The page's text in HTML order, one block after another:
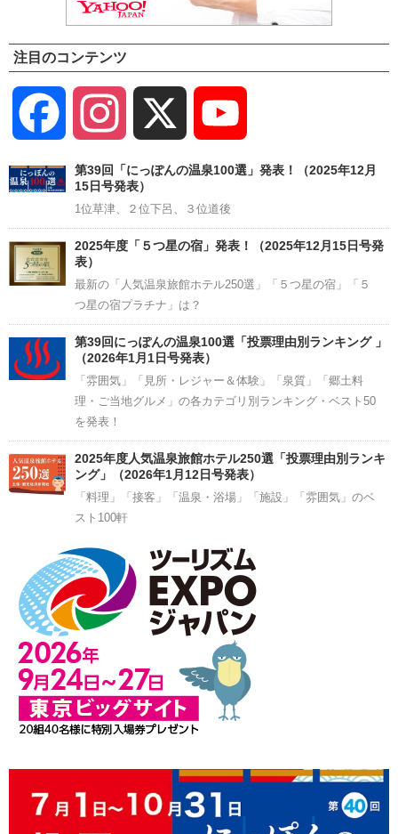
注目のコンテンツ
Facebook Instagram
Channel
第39回「にっぽんの温泉100選」発表！（2025年12月
15日号発表）
1位草津、２位下呂、３位道後
2025年度「５つ星の宿」発表！（2025年12月15日号発
表）
最新の「人気温泉旅館ホテル250選」「５つ星の宿」「５
つ星の宿プラチナ」は？
第39回にっぽんの温泉100選「投票理由別ランキング 」
（2026年1月1日号発表）
「雰囲気」「見所・レジャー＆体験」「泉質」「郷土料
理・ご当地グルメ」の各カテゴリ別ランキング・ベスト50
を発表！
2025年度人気温泉旅館ホテル250選「投票理由別ランキ
ング」（2026年1月12日号発表）
「料理」「接客」「温泉・浴場」「施設」「雰囲気」のベ
スト100軒